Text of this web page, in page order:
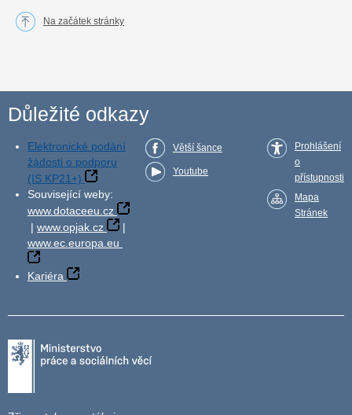
Na začátek stránky
Důležité odkazy
Elektronické podání
žádosti o podporu
(IS KP21+)
Související weby:
www.dotaceeu.cz
| www.opjak.cz
|
www.ec.europa.eu
Kariéra
Větší šance
Youtube
Prohlášení
o
přístupnosti
Mapa
Stránek